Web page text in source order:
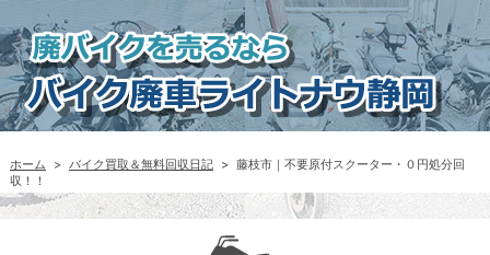
ホーム > バイク買取＆無料回収日記 > 藤枝市｜不要原付スクーター・０円処分回
収！！